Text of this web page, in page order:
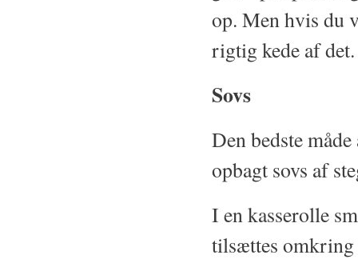
op. Men hvis du
rigtig kede af det.
Sovs
Den bedste
opbagt sovs af
I en kasserolle
tilsættes omkring